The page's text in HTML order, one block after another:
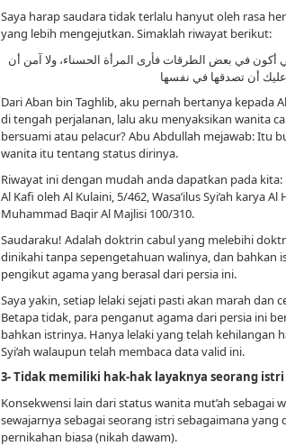
Saya harap saudara tidak terlalu hanyut oleh rasa
yang lebih mengejutkan. Simaklah riwayat berikut:
أكون في بعض الطرقات فأرى المرأة الحسناء، ولا آمن أن
أن تصدقها في نفسها
Dari Aban bin Taghlib, aku pernah bertanya kepada
di tengah perjalanan, lalu aku menyaksikan wanita
bersuami atau pelacur? Abu Abdullah mejawab: Itu
wanita itu tentang status dirinya.
Riwayat ini dengan mudah anda dapatkan pada kita:
Al Kafi oleh Al Kulaini, 5/462, Wasa’ilus Syi’ah karya
Muhammad Baqir Al Majlisi 100/310.
Saudaraku! Adalah doktrin cabul yang melebihi
dinikahi tanpa sepengetahuan walinya, dan
pengikut agama yang berasal dari persia ini.
Saya yakin, setiap lelaki sejati pasti akan marah dan
Betapa tidak, para penganut agama dari persia ini
bahkan istrinya. Hanya lelaki yang telah kehilangan
Syi’ah walaupun telah membaca data valid ini.
3-Tidak memiliki hak-hak layaknya seorang
Konsekwensi lain dari status wanita mut’ah
sewajarnya sebagai seorang istri sebagaimana
pernikahan biasa (nikah dawam).